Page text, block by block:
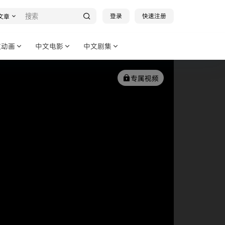
章 登录 快速注册
画 中文电影 中文剧集
专属视频